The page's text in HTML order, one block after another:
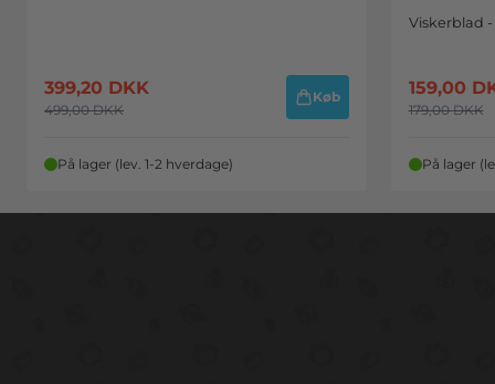
399,20 DKK
499,00DKK
Køb
På lager (lev. 1-2 hverdage)
Viskerblad -
159,00
179,00DKK
På lager